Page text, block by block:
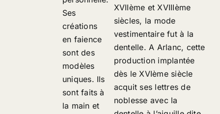
Ses
créations
en faience
sont des
modèles
uniques. Ils
sont faits à
la main et
XVIIème et XVIIIème
siècles, la mode
vestimentaire fut à la
dentelle. A Arlanc, cette
production implantée
dès le XVIème siècle
acquit ses lettres de
noblesse avec la